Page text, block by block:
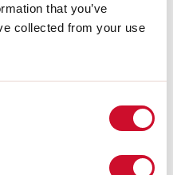
that you’ve
collected from your use